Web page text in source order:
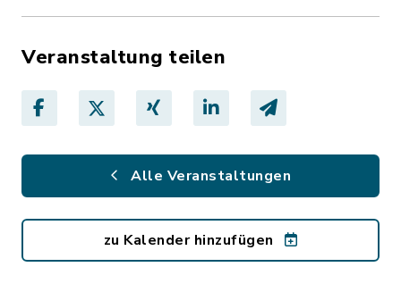
Veranstaltung teilen
Alle Veranstaltungen
zu Kalender hinzufügen